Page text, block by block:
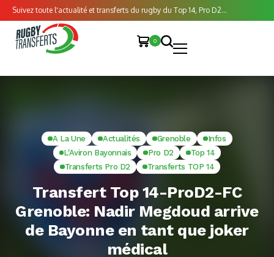
Suivez toute l'actualité et transferts du rugby du Top 14, Pro D2...
0
A La Une Actualités Grenoble
Infos
L'Aviron Bayonnais
Pro D2
Top 14
Transferts Pro D2
Transferts TOP 14
Transfert Top 14-ProD2-FC
Grenoble: Nadir Megdoud arrive
de Bayonne en tant que joker
médical